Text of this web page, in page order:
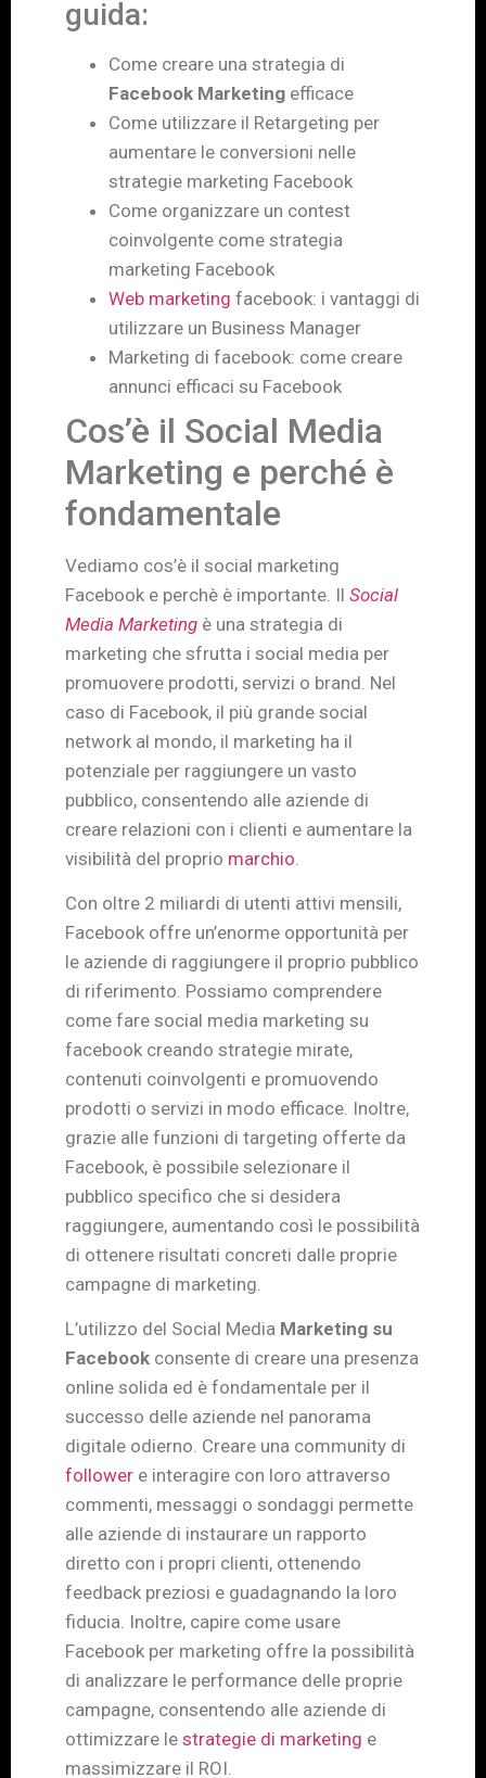
guida:
Come creare una strategia di
Facebook Marketing efficace
Come utilizzare il Retargeting per
aumentare le conversioni nelle
strategie marketing Facebook
Come organizzare un contest
coinvolgente come strategia
marketing Facebook
Web marketing facebook: i vantaggi di
utilizzare un Business Manager
Marketing di facebook: come creare
annunci efficaci su Facebook
Cos’è il Social Media
Marketing e perché è
fondamentale
Vediamo cos’è il social marketing
Facebook e perchè è importante. Il Social
Media Marketing è una strategia di
marketing che sfrutta i social media per
promuovere prodotti, servizi o brand. Nel
caso di Facebook, il più grande social
network al mondo, il marketing ha il
potenziale per raggiungere un vasto
pubblico, consentendo alle aziende di
creare relazioni con i clienti e aumentare la
visibilità del proprio marchio
Con oltre 2 miliardi di utenti attivi mensili,
Facebook offre un’enorme opportunità per
le aziende di raggiungere il proprio pubblico
di riferimento. Possiamo comprendere
come fare social media marketing su
facebook creando strategie mirate,
contenuti coinvolgenti e promuovendo
prodotti o servizi in modo efficace. Inoltre,
grazie alle funzioni di targeting offerte da
Facebook, è possibile selezionare il
pubblico specifico che si desidera
raggiungere, aumentando così le possibilità
di ottenere risultati concreti dalle proprie
campagne di marketing.
L’utilizzo del Social Media Marketing su
Facebook consente di creare una presenza
online solida ed è fondamentale per il
successo delle aziende nel panorama
digitale odierno. Creare una community di
follower e interagire con loro attraverso
commenti, messaggi o sondaggi permette
alle aziende di instaurare un rapporto
diretto con i propri clienti, ottenendo
feedback preziosi e guadagnando la loro
fiducia. Inoltre, capire come usare
Facebook per marketing offre la possibilità
di analizzare le performance delle proprie
campagne, consentendo alle aziende di
ottimizzare le strategie di marketing e
massimizzare il ROI.